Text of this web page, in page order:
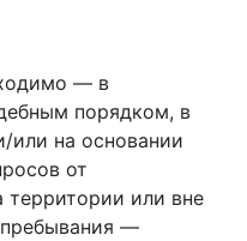
— в
порядком, в
или на основании
от
территории или вне
—